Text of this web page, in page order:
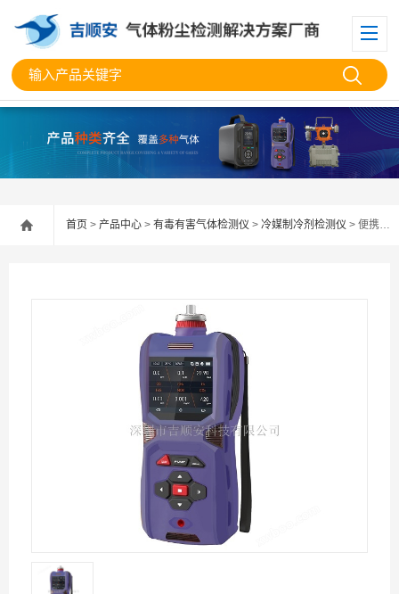
首页 > 产品中心 > 有毒有害气体检测仪 > 冷媒制冷剂检测仪 > 便携多功能氟利昂制冷剂冷媒检测仪